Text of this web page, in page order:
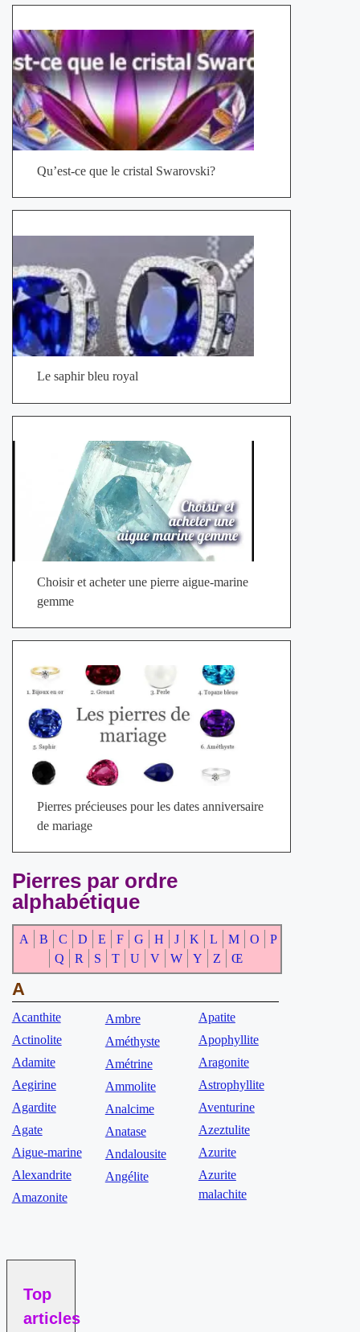
Qu’est-ce que le cristal Swarovski?
Le saphir bleu royal
Choisir et acheter une pierre aigue‐marine
gemme
Pierres précieuses pour les dates anniversaire
de mariage
Pierres par ordre
alphabétique
A B C D E F G H J K L M O
P
Q
R S T U V W Y Z Œ
A
Acanthite
Actinolite
Adamite
Aegirine
Agardite
Agate
Aigue-marine
Alexandrite
Amazonite
Ambre
Améthyste
Amétrine
Ammolite
Analcime
Anatase
Andalousite
Angélite
Apatite
Apophyllite
Aragonite
Astrophyllite
Aventurine
Azeztulite
Azurite
Azurite
malachite
Top
articles